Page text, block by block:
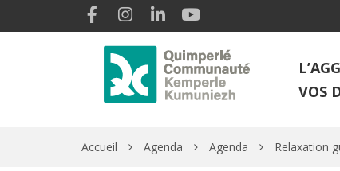
Gestion des traceurs Lien vers le compte Facebook
Lien vers le compte Instagram
Lien vers le compte Linkedin
VOS
Accueil Agenda Agenda Relaxation